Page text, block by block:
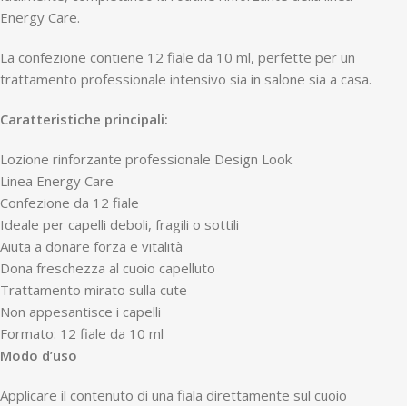
Energy Care.
La confezione contiene 12 fiale da 10 ml, perfette per un
trattamento professionale intensivo sia in salone sia a casa.
Caratteristiche principali:
Lozione rinforzante professionale Design Look
Linea Energy Care
Confezione da 12 fiale
Ideale per capelli deboli, fragili o sottili
Aiuta a donare forza e vitalità
Dona freschezza al cuoio capelluto
Trattamento mirato sulla cute
Non appesantisce i capelli
Formato: 12 fiale da 10 ml
Modo d’uso
Applicare il contenuto di una fiala direttamente sul cuoio